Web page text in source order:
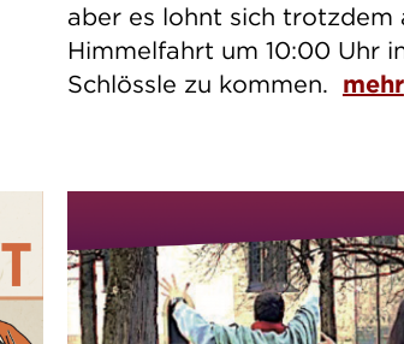
aber es lohnt sich trotzdem
Himmelfahrt um 10:00 Uhr
Schlössle zu kommen. mehr